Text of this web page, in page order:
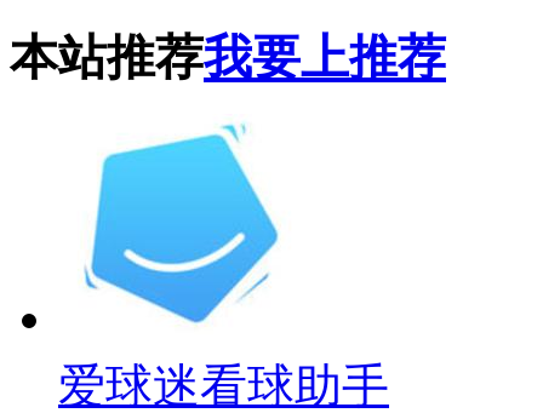
本站推荐我要上推荐
爱球迷看球助手